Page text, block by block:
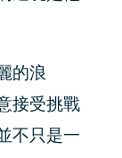
的浪
接受挑戰
不只是一